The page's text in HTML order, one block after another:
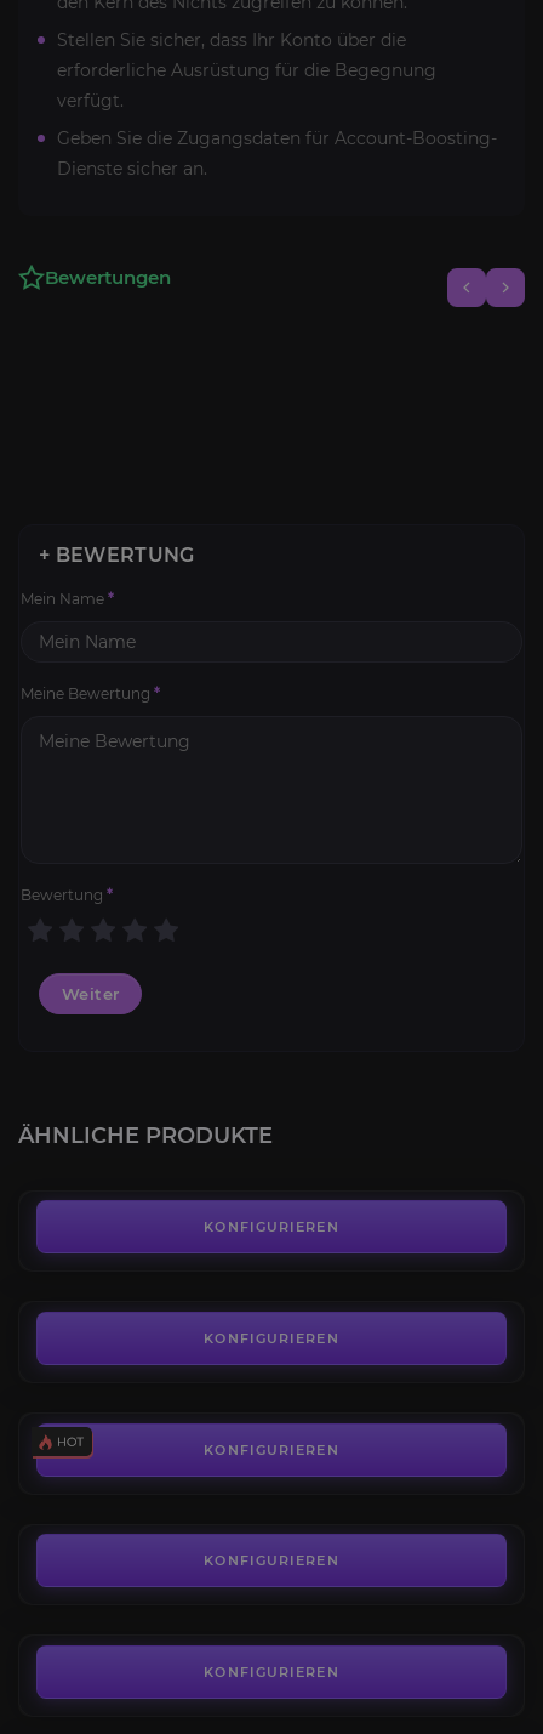
Stellen Sie sicher, dass Ihr Konto über die
erforderliche Ausrüstung für die Begegnung
verfügt.
Geben Sie die Zugangsdaten für Account-Boosting-
Dienste sicher an.
Bewertungen
+ BEWERTUNG
Mein Name *
Meine Bewertung *
Bewertung *
Weiter
ÄHNLICHE PRODUKTE
KONFIGURIEREN
Kampagnen-Boss
KONFIGURIEREN
KONFIGURIEREN
KONFIGURIEREN
Uncut Skill Gems
KONFIGURIEREN